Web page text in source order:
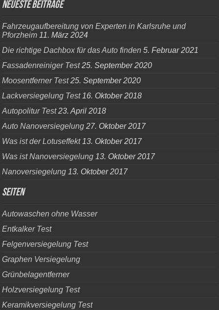
Neueste Beiträge
Fahrzeugaufbereitung von Experten in Karlsruhe und
Pforzheim 11. März 2024
Die richtige Dachbox für das Auto finden 5. Februar 2021
Fassadenreiniger Test 25. September 2020
Moosentferner Test 25. September 2020
Lackversiegelung Test 16. Oktober 2018
Autopolitur Test 23. April 2018
Auto Nanoversiegelung 27. Oktober 2017
Was ist der Lotuseffekt 13. Oktober 2017
Was ist Nanoversiegelung 13. Oktober 2017
Nanoversiegelung 13. Oktober 2017
Seiten
Autowaschen ohne Wasser
Entkalker Test
Felgenversiegelung Test
Graphen Versiegelung
Grünbelagentferner
Holzversiegelung Test
Keramikversiegelung Test